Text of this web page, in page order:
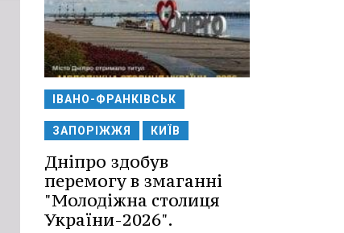
ІВАНО-ФРАНКІВСЬК
ЗАПОРІЖЖЯ КИЇВ
Дніпро здобув
перемогу в змаганні
"Молодіжна столиця
України-2026".